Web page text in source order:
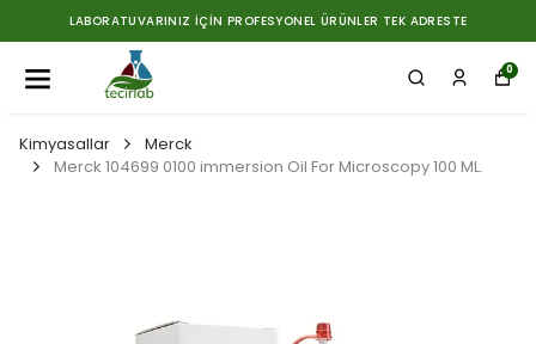
LABORATUVARINIZ İÇIN PROFESYONEL ÜRÜNLER TEK ADRESTE
0
Kimyasallar
Merck
Merck 104699 0100 immersion Oil For Microscopy 100 ML.